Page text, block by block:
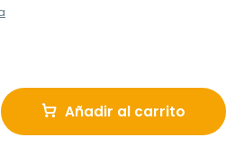
Añadir al carrito